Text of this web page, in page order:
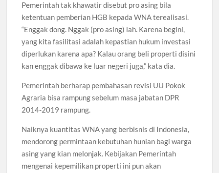
Pemerintah tak khawatir disebut pro asing bila
ketentuan pemberian HGB kepada WNA terealisasi.
“Enggak dong. Nggak (pro asing) lah. Karena begini,
yang kita fasilitasi adalah kepastian hukum investasi
diperlukan karena apa? Kalau orang beli properti disini
kan enggak dibawa ke luar negeri juga,” kata dia.
Pemerintah berharap pembahasan revisi UU Pokok
Agraria bisa rampung sebelum masa jabatan DPR
2014-2019 rampung.
Naiknya kuantitas WNA yang berbisnis di Indonesia,
mendorong permintaan kebutuhan hunian bagi warga
asing yang kian melonjak. Kebijakan Pemerintah
mengenai kepemilikan properti ini pun akan